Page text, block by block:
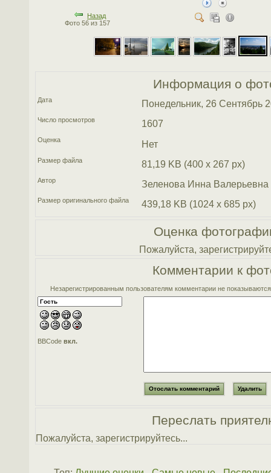
Назад
Фото 56 из 157
Информация о
Дата Понедельник, 26 Сентябрь
Число просмотров 1607
Оценка Нет
Размер файла 81,19 KB (400 x 267 px)
Автор Зеленова Инна Валерьевна
Размер оригинального файла 439,18 KB (1024 x 685 px)
Оценка
Пожалуйста,
Комментарии к
Незарегистрированным пользователям комментарии не
BBCodeвкл.
Переслать
Пожалуйста, зарегистрируйтесь...